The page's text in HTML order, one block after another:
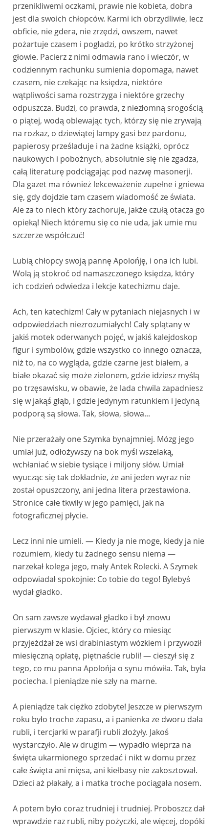
przenikliwemi oczkami, prawie nie kobieta, dobra
jest dla swoich chłopców. Karmi ich obrzydliwie, lecz
obficie, nie gdera, nie zrzędzi, owszem, nawet
pożartuje czasem i pogładzi, po krótko strzyżonej
głowie. Pacierz z nimi odmawia rano i wieczór, w
codziennym rachunku sumienia dopomaga, nawet
czasem, nie czekając na księdza, niektóre
wątpliwości sama rozstrzyga i niektóre grzechy
odpuszcza. Budzi, co prawda, z niezłomną srogością
o piątej, wodą oblewając tych, którzy się nie zrywają
na rozkaz, o dziewiątej lampy gasi bez pardonu,
papierosy prześladuje i na żadne książki, oprócz
naukowych i pobożnych, absolutnie się nie zgadza,
całą literaturę podciągając pod nazwę masonerji.
Dla gazet ma również lekceważenie zupełne i gniewa
się, gdy dojdzie tam czasem wiadomość ze świata.
Ale za to niech który zachoruje, jakże czułą otacza go
opieką! Niech któremu się co nie uda, jak umie mu
szczerze współczuć!
Lubią chłopcy swoją pannę Apolońję, i ona ich lubi.
Wolą ją stokroć od namaszczonego księdza, który
ich codzień odwiedza i lekcje katechizmu daje.
Ach, ten katechizm! Cały w pytaniach niejasnych i w
odpowiedziach niezrozumiałych! Cały splątany w
jakiś motek oderwanych pojęć, w jakiś kalejdoskop
figur i symbolów, gdzie wszystko co innego oznacza,
niż to, na co wygląda, gdzie czarne jest białem, a
białe okazać się może zielonem, gdzie idziesz myślą
po trzęsawisku, w obawie, że lada chwila zapadniesz
się w jakąś głąb, i gdzie jedynym ratunkiem i jedyną
podporą są słowa. Tak, słowa, słowa...
Nie przerażały one Szymka bynajmniej. Mózg jego
umiał już, odłożywszy na bok myśl wszelaką,
wchłaniać w siebie tysiące i miljony słów. Umiał
wyucząc się tak dokładnie, że ani jeden wyraz nie
został opuszczony, ani jedna litera przestawiona.
Stronice całe tkwiły w jego pamięci, jak na
fotograficznej płycie.
Lecz inni nie umieli. — Kiedy ja nie moge, kiedy ja nie
rozumiem, kiedy tu żadnego sensu niema —
narzekał kolega jego, mały Antek Rolecki. A Szymek
odpowiadał spokojnie: Co tobie do tego! Bylebyś
wydał gładko.
On sam zawsze wydawał gładko i był znowu
pierwszym w klasie. Ojciec, który co miesiąc
przyjeżdżał ze wsi drabiniastym wózkiem i przywoził
miesięczną opłatę, piętnaście rubli! — cieszył się z
tego, co mu panna Apolońja o synu mówiła. Tak, była
pociecha. I pieniądze nie szły na marne.
A pieniądze tak ciężko zdobyte! Jeszcze w pierwszym
roku było troche zapasu, a i panienka ze dworu dała
rubli, i tercjarki w parafji rubli złożyły. Jakoś
wystarczyło. Ale w drugim — wypadło wieprza na
święta ukarmionego sprzedać i nikt w domu przez
całe święta ani mięsa, ani kiełbasy nie zakosztował.
Dzieci aż płakały, a i matka troche pociągała nosem.
A potem było coraz trudniej i trudniej. Proboszcz dał
wprawdzie raz rubli, niby pożyczki, ale więcej, dopóki